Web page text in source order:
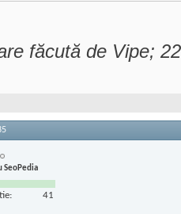
făcută de Vipe;
SeoPedia
41